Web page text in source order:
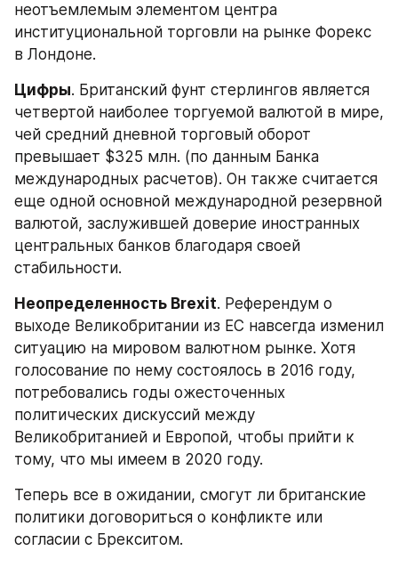
неотъемлемым элементом центра
институциональной торговли на рынке Форекс
в Лондоне.
Цифры. Британский фунт стерлингов является
четвертой наиболее торгуемой валютой в мире,
чей средний дневной торговый оборот
превышает $325 млн. (по данным Банка
международных расчетов). Он также считается
еще одной основной международной резервной
валютой, заслужившей доверие иностранных
центральных банков благодаря своей
стабильности.
Неопределенность Brexit. Референдум о
выходе Великобритании из ЕС навсегда изменил
ситуацию на мировом валютном рынке. Хотя
голосование по нему состоялось в 2016 году,
потребовались годы ожесточенных
политических дискуссий между
Великобританией и Европой, чтобы прийти к
тому, что мы имеем в 2020 году.
Теперь все в ожидании, смогут ли британские
политики договориться о конфликте или
согласии с Брекситом.